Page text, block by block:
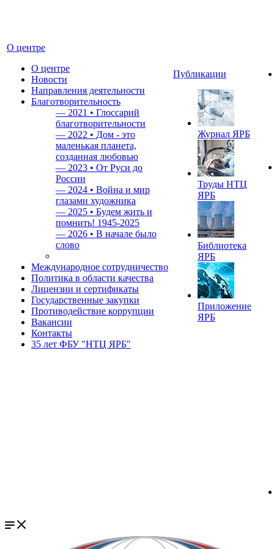
О центре
О центре
Новости
Направления деятельности
Благотворительность
— 2021 • Глоссарий
благотворительности
— 2022 • Дом - это
маленькая планета,
созданная любовью
— 2023 • От Руси до
России
— 2024 • Война и мир
глазами художника
— 2025 • Будем жить и
помнить! 1945-2025
— 2026 • В начале было
слово
Международное сотрудничество
Политика в области качества
Лицензии и сертификаты
Государственные закупки
Противодействие коррупции
Вакансии
Контакты
35 лет ФБУ "НТЦ ЯРБ"
Публикации
Журнал ЯРБ
Труды НТЦ
ЯРБ
Библиотека
ЯРБ
Приложение
ЯРБ